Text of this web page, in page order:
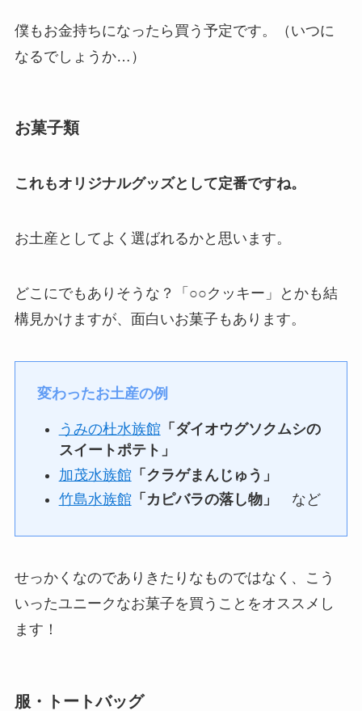
僕もお金持ちになったら買う予定です。（いつに
なるでしょうか…）
お菓子類
これもオリジナルグッズとして定番ですね。
お土産としてよく選ばれるかと思います。
どこにでもありそうな？「○○クッキー」とかも結
構見かけますが、面白いお菓子もあります。
変わったお土産の例
うみの杜水族館「ダイオウグソクムシの
スイートポテト」
加茂水族館「クラゲまんじゅう」
竹島水族館「カピバラの落し物」 など
せっかくなのでありきたりなものではなく、こう
いったユニークなお菓子を買うことをオススメし
ます！
服・トートバッグ